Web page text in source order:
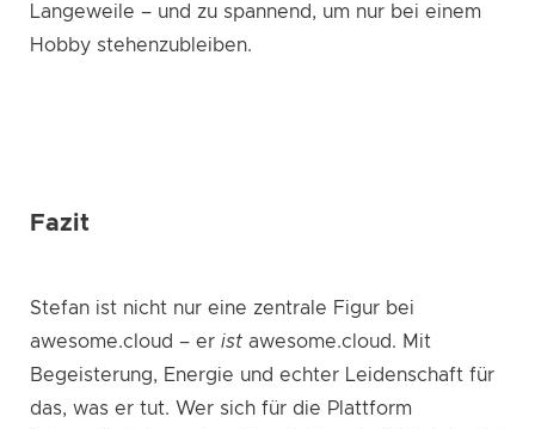
Langeweile – und zu spannend, um nur bei einem
Hobby stehenzubleiben.
Fazit
Stefan ist nicht nur eine zentrale Figur bei
awesome.cloud – er ist awesome.cloud. Mit
Begeisterung, Energie und echter Leidenschaft für
das, was er tut. Wer sich für die Plattform